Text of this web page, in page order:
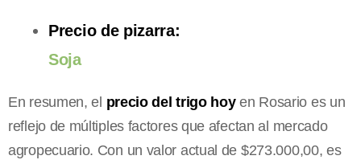
Precio de pizarra:
Soja
En resumen, el precio del trigo hoyen Rosario es un
reflejo de múltiples factores que afectan al mercado
agropecuario. Con un valor actual de $273.000,00, es